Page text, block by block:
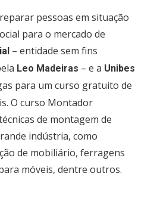
pessoas em situação
para o mercado de
– entidade sem fins
Leo Madeiras – e a Unibes
para um curso gratuito de
O curso Montador
de montagem de
indústria, como
de mobiliário, ferragens
móveis, dentre outros.